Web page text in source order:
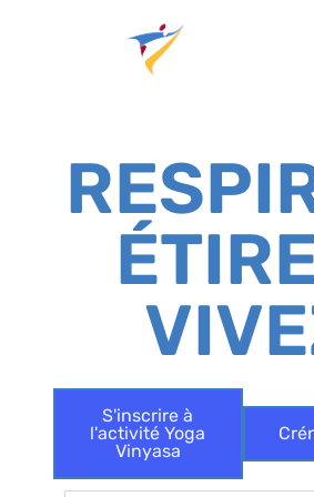
S'inscrire à
l'activité Yoga
Vinyasa